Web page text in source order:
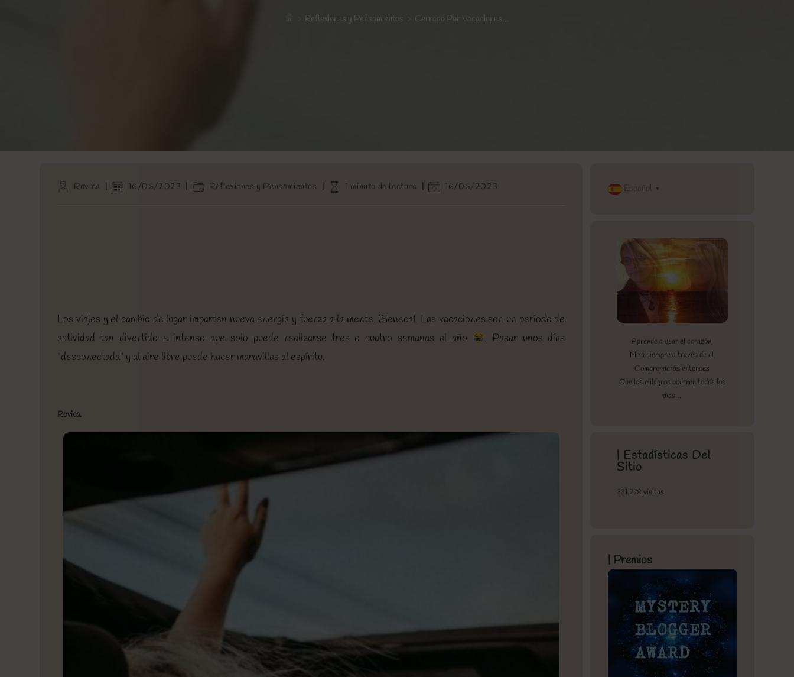
Reflexiones y Pensamientos Cerrado Por Vacaciones…
AutorRovica
Publicación
16/06/2023
CategoríaReflexiones y Pensamientos
Tiempo1 minuto de lectura
Última16/06/2023
Los viajes y el cambio de lugar imparten nueva energía y fuerza a la mente. (Seneca). Las vacaciones son un período de
actividad tan divertido e intenso que solo puede realizarse tres o cuatro semanas al año
. Pasar unos días
“desconectada” y al aire libre puede hacer maravillas al espíritu.
Rovica.
Español ▼
Aprende a usar el corazón,
Mira siempre a través de el,
Comprenderás entonces
Que los milagros ocurren todos los
días…
| Estadísticas Del
Sitio
331.278 visitas
| Premios